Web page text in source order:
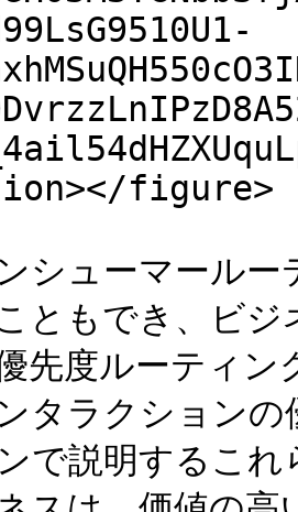
figure>
シューマール
ともでき、ビ
先度ルーティ
タラクション
で説明するこ